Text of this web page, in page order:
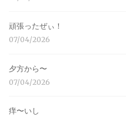
頑張ったぜぃ！
07/04/2026
夕方から〜
07/04/2026
痒〜いし